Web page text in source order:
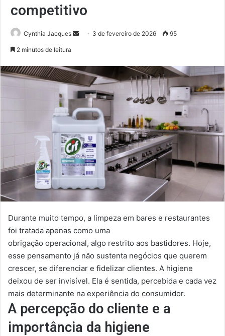
competitivo
Cynthia Jacques
Mande
mail
3 de fevereiro de 2026 95
2 minutos de leitura
Durante muito tempo, a limpeza em bares e restaurantes
foi tratada apenas como uma
obrigação operacional, algo restrito aos bastidores. Hoje,
esse pensamento já não sustenta negócios que querem
crescer, se diferenciar e fidelizar clientes. A higiene
deixou de ser invisível. Ela é sentida, percebida e cada vez
mais determinante na experiência do consumidor.
A percepção do cliente e a
importância da higiene